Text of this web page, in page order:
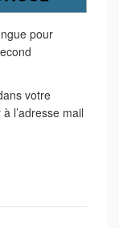
pour
votre
l’adresse mail